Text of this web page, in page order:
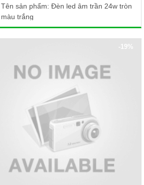
Tên sản phẩm: Đèn led âm trần 24w tròn
màu trắng
Điện áp: 85 - 265V AC / 50Hz
Công suất: 24W
Kích thước (Ø x H): 300 x 10mm
Khoét lỗ: Ø280mm
-19%